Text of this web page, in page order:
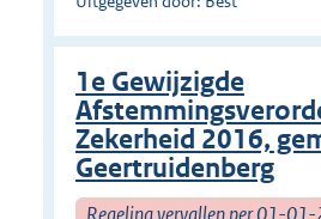
1e Gewijzigde
Zekerheid 2016,
Geertruidenberg